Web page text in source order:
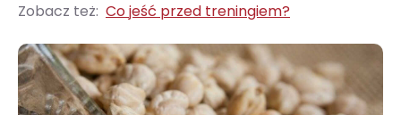
Zobacz też: Co jeść przed treningiem?